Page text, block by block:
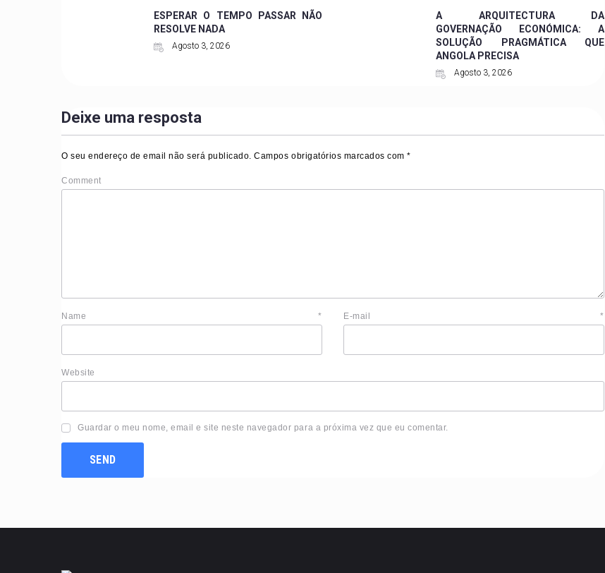
ESPERAR O TEMPO PASSAR NÃO
RESOLVE NADA
Agosto 3, 2026
A ARQUITECTURA DA
GOVERNAÇÃO ECONÓMICA: A
SOLUÇÃO PRAGMÁTICA QUE
ANGOLA PRECISA
Agosto 3, 2026
Deixe uma resposta
O seu endereço de email não será publicado. Campos obrigatórios marcados com*
Comment
Name* E-mail*
Website
Guardar o meu nome, email e site neste navegador para a próxima vez que eu comentar.